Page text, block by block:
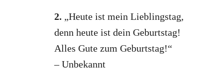
2. „Heute ist mein Lieblingstag,
denn heute ist dein Geburtstag!
Alles Gute zum Geburtstag!“
– Unbekannt